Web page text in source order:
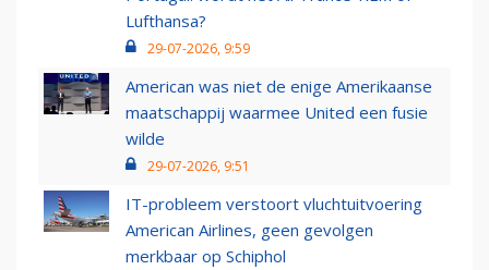
Lufthansa?
29-07-2026, 9:59
American was niet de enige Amerikaanse
maatschappij waarmee United een fusie
wilde
29-07-2026, 9:51
IT-probleem verstoort vluchtuitvoering
American Airlines, geen gevolgen
merkbaar op Schiphol